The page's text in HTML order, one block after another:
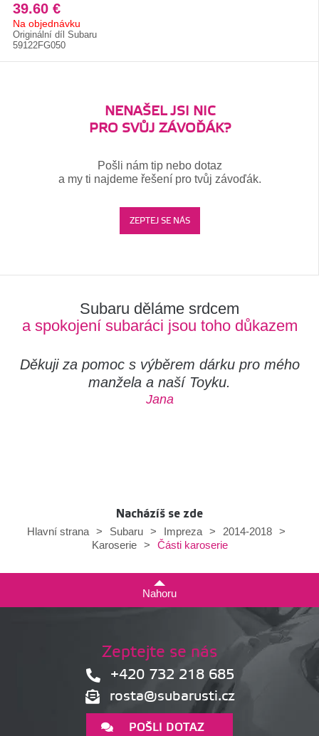
39.60 €
Na objednávku
Originální díl Subaru
59122FG050
NENAŠEL JSI NIC
PRO SVŮJ ZÁVOĎÁK?
Pošli nám tip nebo dotaz
a my ti najdeme řešení pro tvůj závoďák.
ZEPTEJ SE NÁS
Subaru děláme srdcem
a spokojení subaráci jsou toho důkazem
Děkuji za pomoc s výběrem dárku pro mého
manžela a naší Toyku.
Jana
Nacházíš se zde
Hlavní strana
> Subaru > Impreza > 2014-2018
>
Karoserie
> Části karoserie
Nahoru
Zeptejte se nás
+420 732 218 685
rosta@subarusti.cz
POŠLI DOTAZ